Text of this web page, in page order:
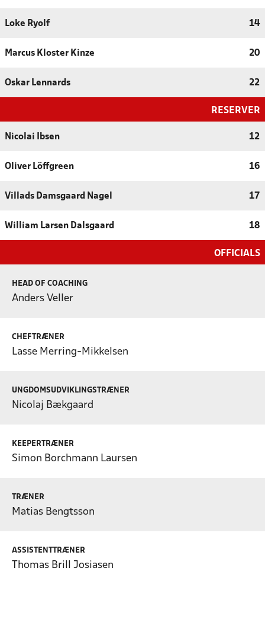
Loke Ryolf 14
Marcus Kloster Kinze 20
Oskar Lennards 22
RESERVER
Nicolai Ibsen 12
Oliver Löffgreen 16
Villads Damsgaard Nagel 17
William Larsen Dalsgaard 18
OFFICIALS
HEAD OF COACHING
Anders Veller
CHEFTRÆNER
Lasse Merring-Mikkelsen
UNGDOMSUDVIKLINGSTRÆNER
Nicolaj Bækgaard
KEEPERTRÆNER
Simon Borchmann Laursen
TRÆNER
Matias Bengtsson
ASSISTENTTRÆNER
Thomas Brill Josiasen